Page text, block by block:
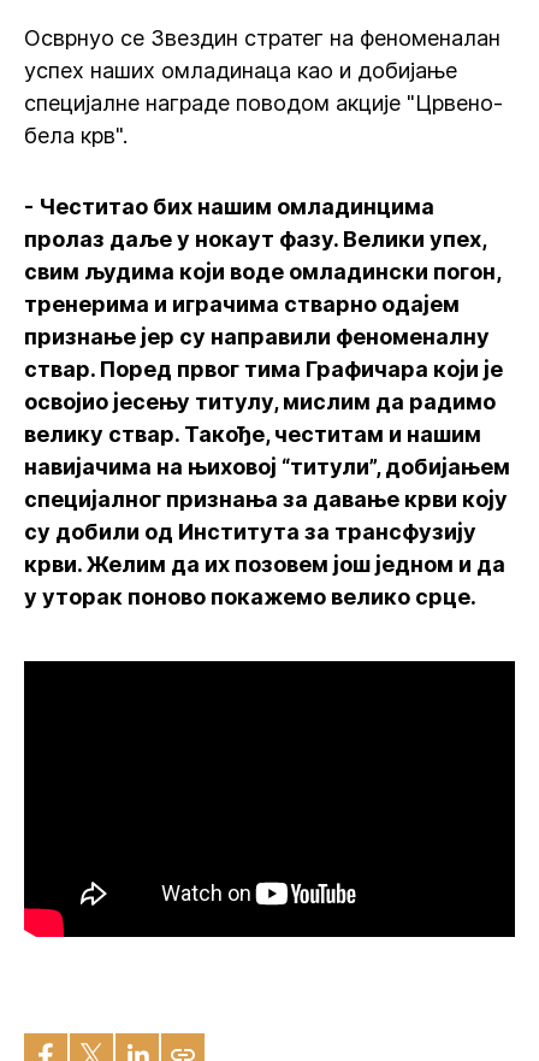
Осврнуо се Звездин стратег на феноменалан
успех наших омладинаца као и добијање
специјалне награде поводом акције "Црвено-
бела крв".
- Честитао бих нашим омладинцима
пролаз даље у нокаут фазу. Велики упех,
свим људима који воде омладински погон,
тренерима и играчима стварно одајем
признање јер су направили феноменалну
ствар. Поред првог тима Графичара који је
освојио јесењу титулу, мислим да радимо
велику ствар. Такође, честитам и нашим
навијачима на њиховој “титули”, добијањем
специјалног признања за давање крви коју
су добили од Института за трансфузију
крви. Желим да их позовем још једном и да
у уторак поново покажемо велико срце.